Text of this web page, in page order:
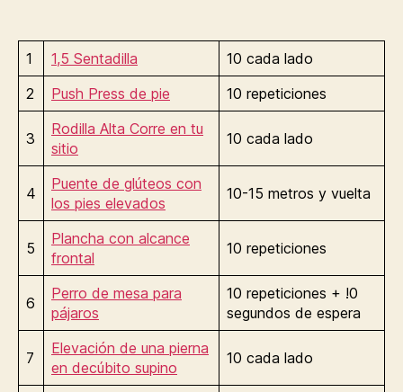
1 1,5 Sentadilla
10 cada lado
2
Push Press de pie 10 repeticiones
3
Rodilla Alta Corre en tu
sitio
10 cada lado
4
Puente de glúteos con
los pies elevados
10-15 metros y vuelta
5
Plancha con alcance
frontal
10 repeticiones
6
Perro de mesa para
pájaros
10 repeticiones + !0
segundos de espera
7
Elevación de una pierna
en decúbito supino
10 cada lado